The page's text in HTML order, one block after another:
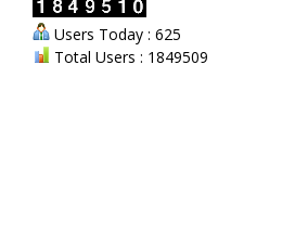
Users Today : 625
Total Users : 1849509